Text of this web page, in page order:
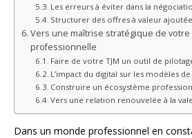
Les erreurs à éviter dans la
Structurer des offres à valeur ajoutée
Vers une maîtrise stratégique de votre
professionnelle
Faire de votre TJM un outil de
L’impact du digital sur les modèles
Construire un écosystème
Vers une relation renouvelée à la
Dans un monde professionnel en